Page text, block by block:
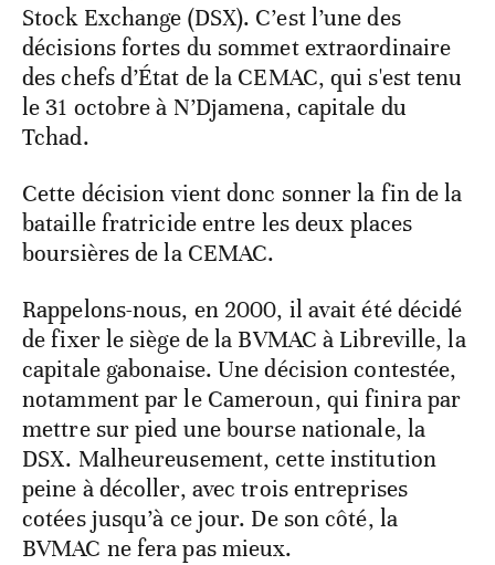
Stock Exchange (DSX). C’est l’une des
décisions fortes du sommet extraordinaire
des chefs d’État de la CEMAC, qui s'est tenu
le 31 octobre à N’Djamena, capitale du
Tchad.
Cette décision vient donc sonner la fin de la
bataille fratricide entre les deux places
boursières de la CEMAC.
Rappelons-nous, en 2000, il avait été décidé
de fixer le siège de la BVMAC à Libreville, la
capitale gabonaise. Une décision contestée,
notamment par le Cameroun, qui finira par
mettre sur pied une bourse nationale, la
DSX. Malheureusement, cette institution
peine à décoller, avec trois entreprises
cotées jusqu’à ce jour. De son côté, la
BVMAC ne fera pas mieux.